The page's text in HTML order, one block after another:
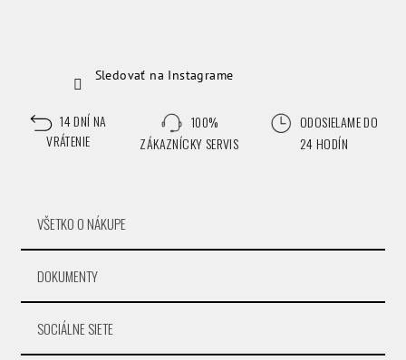
Sledovať na Instagrame
14 DNÍ NA
VRÁTENIE
100%
ZÁKAZNÍCKY SERVIS
ODOSIELAME DO
24 HODÍN
VŠETKO O NÁKUPE
DOKUMENTY
SOCIÁLNE SIETE